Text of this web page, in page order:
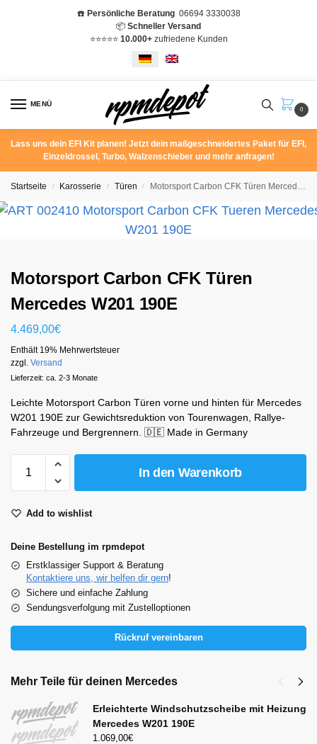
☎️ Persönliche Beratung06694 3330038
📦 Schneller Versand
⭐️⭐️⭐️⭐️⭐️ 10.000+zufriedene Kunden
MENÜ
0
Lass uns dein EFI Kit planen! Jetzt dein maßgeschneidertes Paket für EFI,
Einzeldrossel, Turbo, Walzenschieber und mehr anfragen!
Startseite / Karosserie / Türen / Motorsport Carbon CFK Türen Mercedes W201 190E
Motorsport Carbon CFK Türen
Mercedes W201 190E
4.469,00€
Enthält 19% Mehrwertsteuer
zzgl. Versand
Lieferzeit: ca. 2-3 Monate
Leichte Motorsport Carbon Türen vorne und hinten für Mercedes
W201 190E zur Gewichtsreduktion von Tourenwagen, Rallye-
Fahrzeuge und Bergrennern. 🇩🇪 Made in Germany
In den Warenkorb
Add to wishlist
Deine Bestellung im rpmdepot
Erstklassiger Support & Beratung
Kontaktiere uns, wir helfen dir gern!
Sichere und einfache Zahlung
Sendungsverfolgung mit Zustelloptionen
Rückruf vereinbaren
Mehr Teile für deinen Mercedes
Erleichterte Windschutzscheibe mit Heizung
Mercedes W201 190E
1.069,00€